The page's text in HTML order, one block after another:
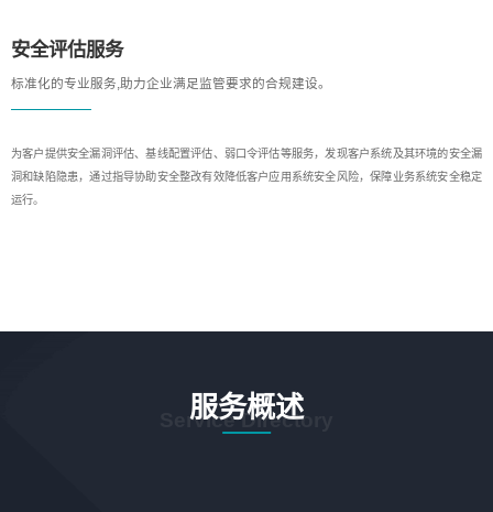
安全评估服务
标准化的专业服务,助力企业满足监管要求的合规建设。
为客户提供安全漏洞评估、基线配置评估、弱口令评估等服务，发现客户系统及其环境的安全漏
洞和缺陷隐患，通过指导协助安全整改有效降低客户应用系统安全风险，保障业务系统安全稳定
运行。
服务概述
Service Directory